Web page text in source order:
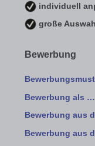
individuell
große
Bewerbung
Bewerbung als …
Bewerbung aus
Bewerbung aus